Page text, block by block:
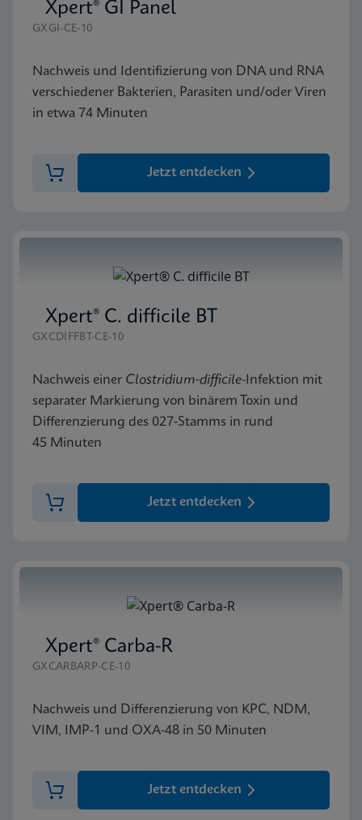
Xpert® GI Panel
GXGI-CE-10
Nachweis und Identifizierung von DNA und RNA
verschiedener Bakterien, Parasiten und/oder Viren
in etwa 74 Minuten
Jetzt entdecken
Xpert® C. difficile BT
GXCDIFFBT-CE-10
Nachweis einer Clostridium-difficile-Infektion mit
separater Markierung von binärem Toxin und
Differenzierung des 027-Stamms in rund
45 Minuten
Jetzt entdecken
Xpert® Carba-R
GXCARBARP-CE-10
Nachweis und Differenzierung von KPC, NDM,
VIM, IMP-1 und OXA-48 in 50 Minuten
Jetzt entdecken